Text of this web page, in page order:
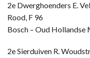
2e Dwerghoenders E.
Rood, F 96
Bosch – Oud Hollandse
2e Sierduiven R.